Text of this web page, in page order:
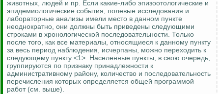
животных, людей и пр. Если какие-либо эпизоотологические и
эпидемиологические события, полевые исследования и
лабораторные анализы имели место в данном пункте
неоднократно, они должны быть приведены следующими
строками в хронологической последовательности. Только
после того, как все материалы, относящиеся к данному пункту
за весь период наблюдения, исчерпаны, можно переходить к
следующему пункту <1>. Населенные пункты, в свою очередь,
группируются по признаку принадлежности к
административному району, количество и последовательность
перечисления которых определяется общей программой
работ (см. выше).